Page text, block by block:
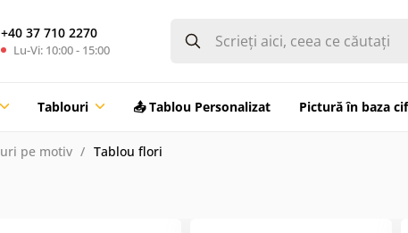
+40 37 710 2270
Lu-Vi: 10:00 - 15:00
Tablouri 📤 Tablou Personalizat Pictură în baza
pe motiv Tablou flori